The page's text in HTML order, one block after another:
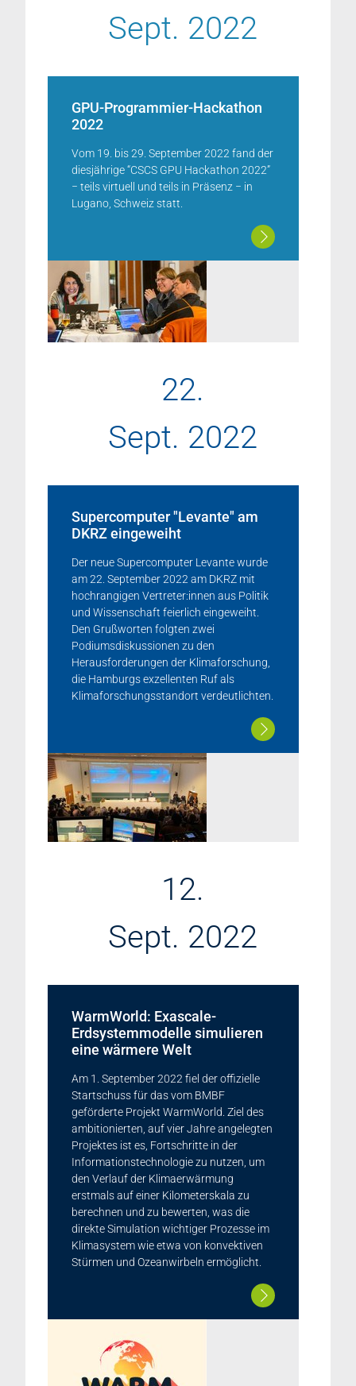
Sept. 2022
GPU-Programmier-Hackathon
2022
Vom 19. bis 29. September 2022 fand der
diesjährige “CSCS GPU Hackathon 2022”
− teils virtuell und teils in Präsenz − in
Lugano, Schweiz statt.
22.
Sept. 2022
Supercomputer "Levante" am
DKRZ eingeweiht
Der neue Supercomputer Levante wurde
am 22. September 2022 am DKRZ mit
hochrangigen Vertreter:innen aus Politik
und Wissenschaft feierlich eingeweiht.
Den Grußworten folgten zwei
Podiumsdiskussionen zu den
Herausforderungen der Klimaforschung,
die Hamburgs exzellenten Ruf als
Klimaforschungsstandort verdeutlichten.
12.
Sept. 2022
WarmWorld: Exascale-
Erdsystemmodelle simulieren
eine wärmere Welt
Am 1. September 2022 fiel der offizielle
Startschuss für das vom BMBF
geförderte Projekt WarmWorld. Ziel des
ambitionierten, auf vier Jahre angelegten
Projektes ist es, Fortschritte in der
Informationstechnologie zu nutzen, um
den Verlauf der Klimaerwärmung
erstmals auf einer Kilometerskala zu
berechnen und zu bewerten, was die
direkte Simulation wichtiger Prozesse im
Klimasystem wie etwa von konvektiven
Stürmen und Ozeanwirbeln ermöglicht.